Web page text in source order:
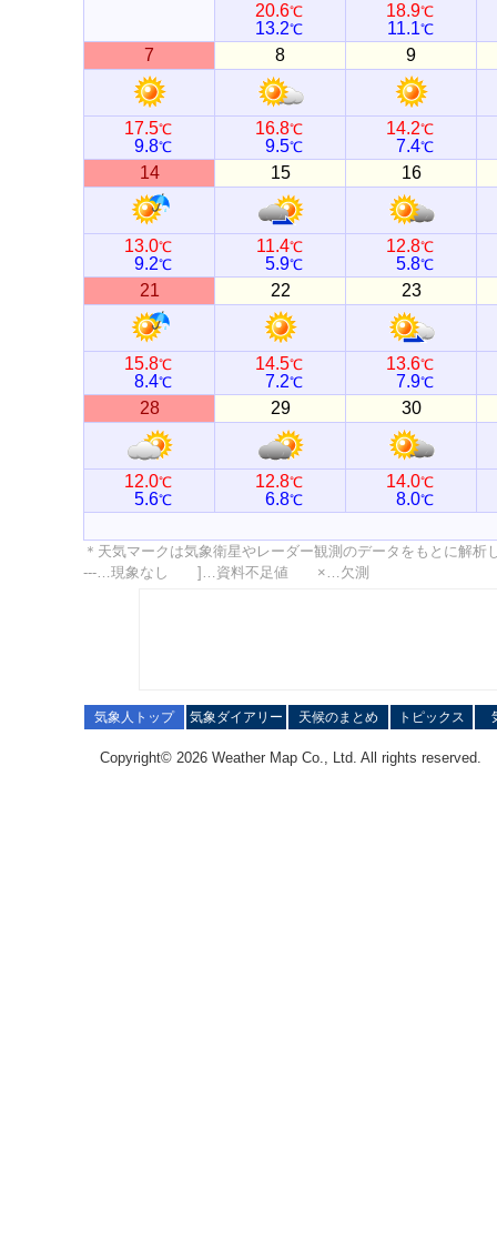
20.6℃
13.2℃
18.9℃
11.1℃
7 8 9
17.5℃
9.8℃
16.8℃
9.5℃
14.2℃
7.4℃
14 15 16
13.0℃
9.2℃
11.4℃
5.9℃
12.8℃
5.8℃
21 22 23
15.8℃
8.4℃
14.5℃
7.2℃
13.6℃
7.9℃
28 29 30
12.0℃
5.6℃
12.8℃
6.8℃
14.0℃
8.0℃
＊天気マークは気象衛星やレーダー観測のデータをもとに解
---…現象なし ]…資料不足値 ×…欠測
気象人トップ 気象ダイアリー 天候のまとめ トピックス
Copyright© 2026 Weather Map Co., Ltd. All rights reserved.